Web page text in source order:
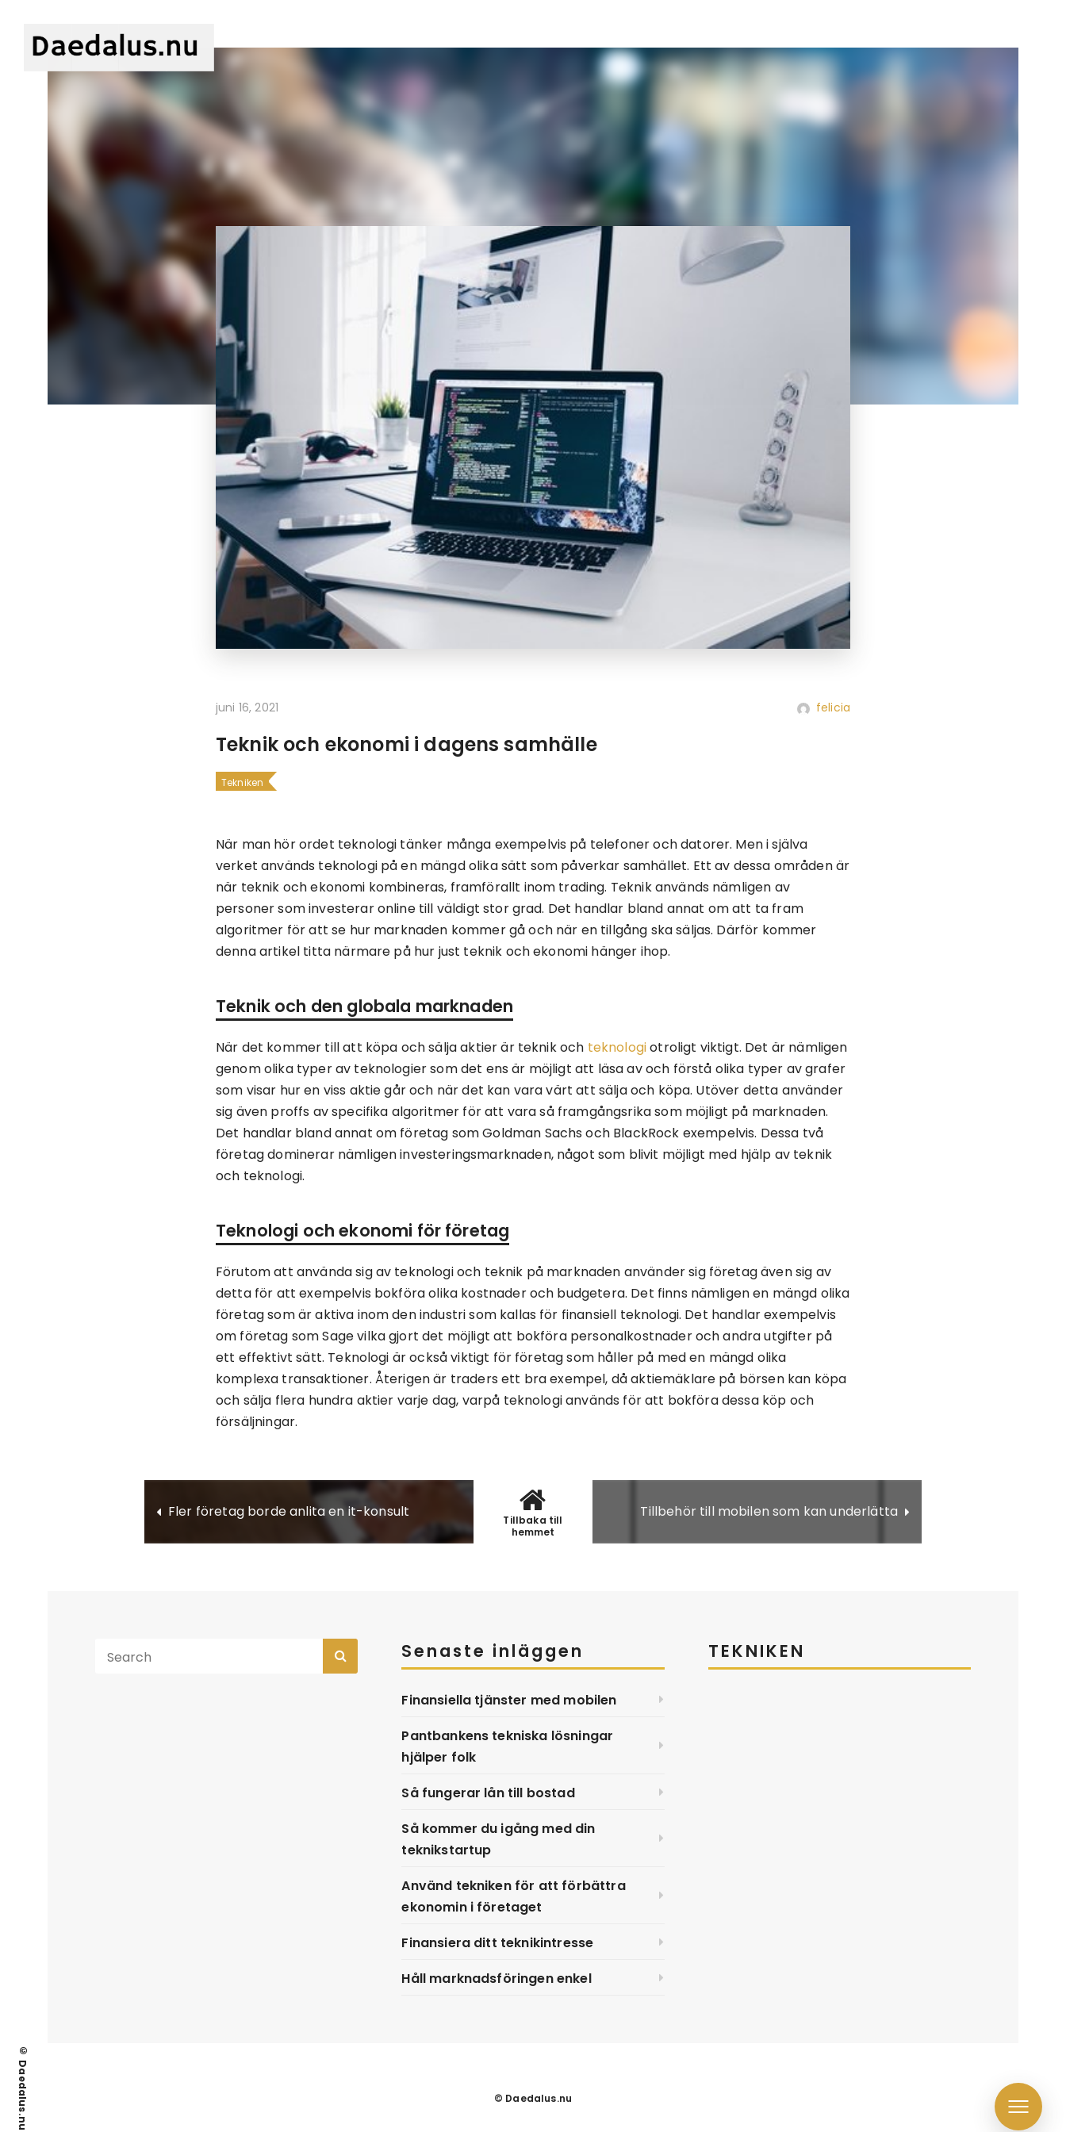
juni 16, 2021 felicia
Teknik och ekonomi i dagens samhälle
Tekniken
När man hör ordet teknologi tänker många exempelvis på telefoner och datorer. Men i själva
verket används teknologi på en mängd olika sätt som påverkar samhället. Ett av dessa områden är
när teknik och ekonomi kombineras, framförallt inom trading. Teknik används nämligen av
personer som investerar online till väldigt stor grad. Det handlar bland annat om att ta fram
algoritmer för att se hur marknaden kommer gå och när en tillgång ska säljas. Därför kommer
denna artikel titta närmare på hur just teknik och ekonomi hänger ihop.
Teknik och den globala marknaden
När det kommer till att köpa och sälja aktier är teknik och teknologiotroligt viktigt. Det är nämligen
genom olika typer av teknologier som det ens är möjligt att läsa av och förstå olika typer av grafer
som visar hur en viss aktie går och när det kan vara värt att sälja och köpa. Utöver detta använder
sig även proffs av specifika algoritmer för att vara så framgångsrika som möjligt på marknaden.
Det handlar bland annat om företag som Goldman Sachs och BlackRock exempelvis. Dessa två
företag dominerar nämligen investeringsmarknaden, något som blivit möjligt med hjälp av teknik
och teknologi.
Teknologi och ekonomi för företag
Förutom att använda sig av teknologi och teknik på marknaden använder sig företag även sig av
detta för att exempelvis bokföra olika kostnader och budgetera. Det finns nämligen en mängd olika
företag som är aktiva inom den industri som kallas för finansiell teknologi. Det handlar exempelvis
om företag som Sage vilka gjort det möjligt att bokföra personalkostnader och andra utgifter på
ett effektivt sätt. Teknologi är också viktigt för företag som håller på med en mängd olika
komplexa transaktioner. Återigen är traders ett bra exempel, då aktiemäklare på börsen kan köpa
och sälja flera hundra aktier varje dag, varpå teknologi används för att bokföra dessa köp och
försäljningar.
Fler företag borde anlita en it-konsult
Tillbaka till
hemmet
Tillbehör till mobilen som kan underlätta
Senaste inläggen
Finansiella tjänster med mobilen
Pantbankens tekniska lösningar
hjälper folk
Så fungerar lån till bostad
Så kommer du igång med din
teknikstartup
Använd tekniken för att förbättra
ekonomin i företaget
Finansiera ditt teknikintresse
Håll marknadsföringen enkel
TEKNIKEN
© Daedalus.nu © Daedalus.nu